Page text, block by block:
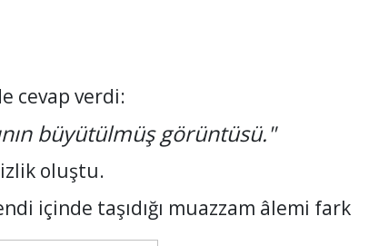
cevap verdi:
büyütülmüş görüntüsü."
oluştu.
içinde taşıdığı muazzam âlemi fark